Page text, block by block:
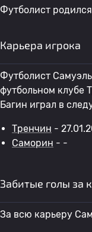
Футболист
Карьера игрока
Футболист
футбольном клубе
Багин играл в
Тренчин -
Саморин - -
Забитые голы за
За всю карьеру